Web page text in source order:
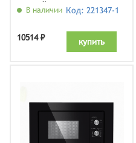
черный
В наличии Код: 221347-1
10514 ₽ купить